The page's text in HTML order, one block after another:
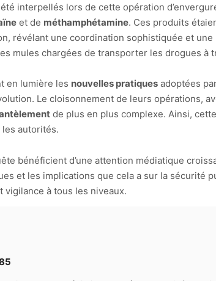
interpellés lors de cette opération
et de méthamphétamine. Ces produits
révélant une coordination sophistiquée et
mules chargées de transporter les drogues à
en lumière les nouvelles pratiques adoptées
Le cloisonnement de leurs opérations,
de plus en plus complexe. Ainsi,
autorités.
bénéficient d’une attention médiatique
et les implications que cela a sur la sécurité
à tous les niveaux.